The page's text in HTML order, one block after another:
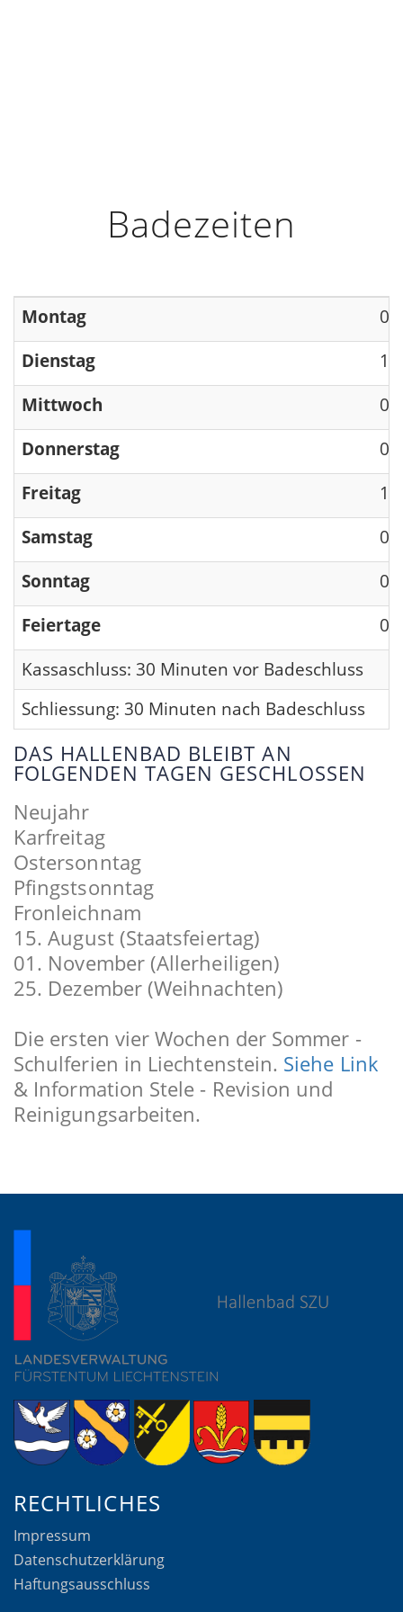
Badezeiten
Montag
Dienstag
Mittwoch
Donnerstag
Freitag
Samstag
Sonntag
Feiertage
Kassaschluss: 30 Minuten vor Badeschluss
Schliessung: 30 Minuten nach Badeschluss
DAS HALLENBAD BLEIBT AN
FOLGENDEN TAGEN GESCHLOSSEN
Neujahr
Karfreitag
Ostersonntag
Pfingstsonntag
Fronleichnam
15. August (Staatsfeiertag)
01. November (Allerheiligen)
25. Dezember (Weihnachten)
Die ersten vier Wochen der Sommer -
Schulferien in Liechtenstein. Siehe Link
& Information Stele - Revision und
Reinigungsarbeiten.
RECHTLICHES
Impressum
Datenschutzerklärung
Haftungsausschluss